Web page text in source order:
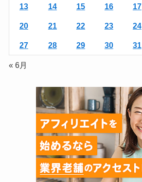
13 14 15 16 17
20 21 22 23 24
27 28 29 30 31
« 6月